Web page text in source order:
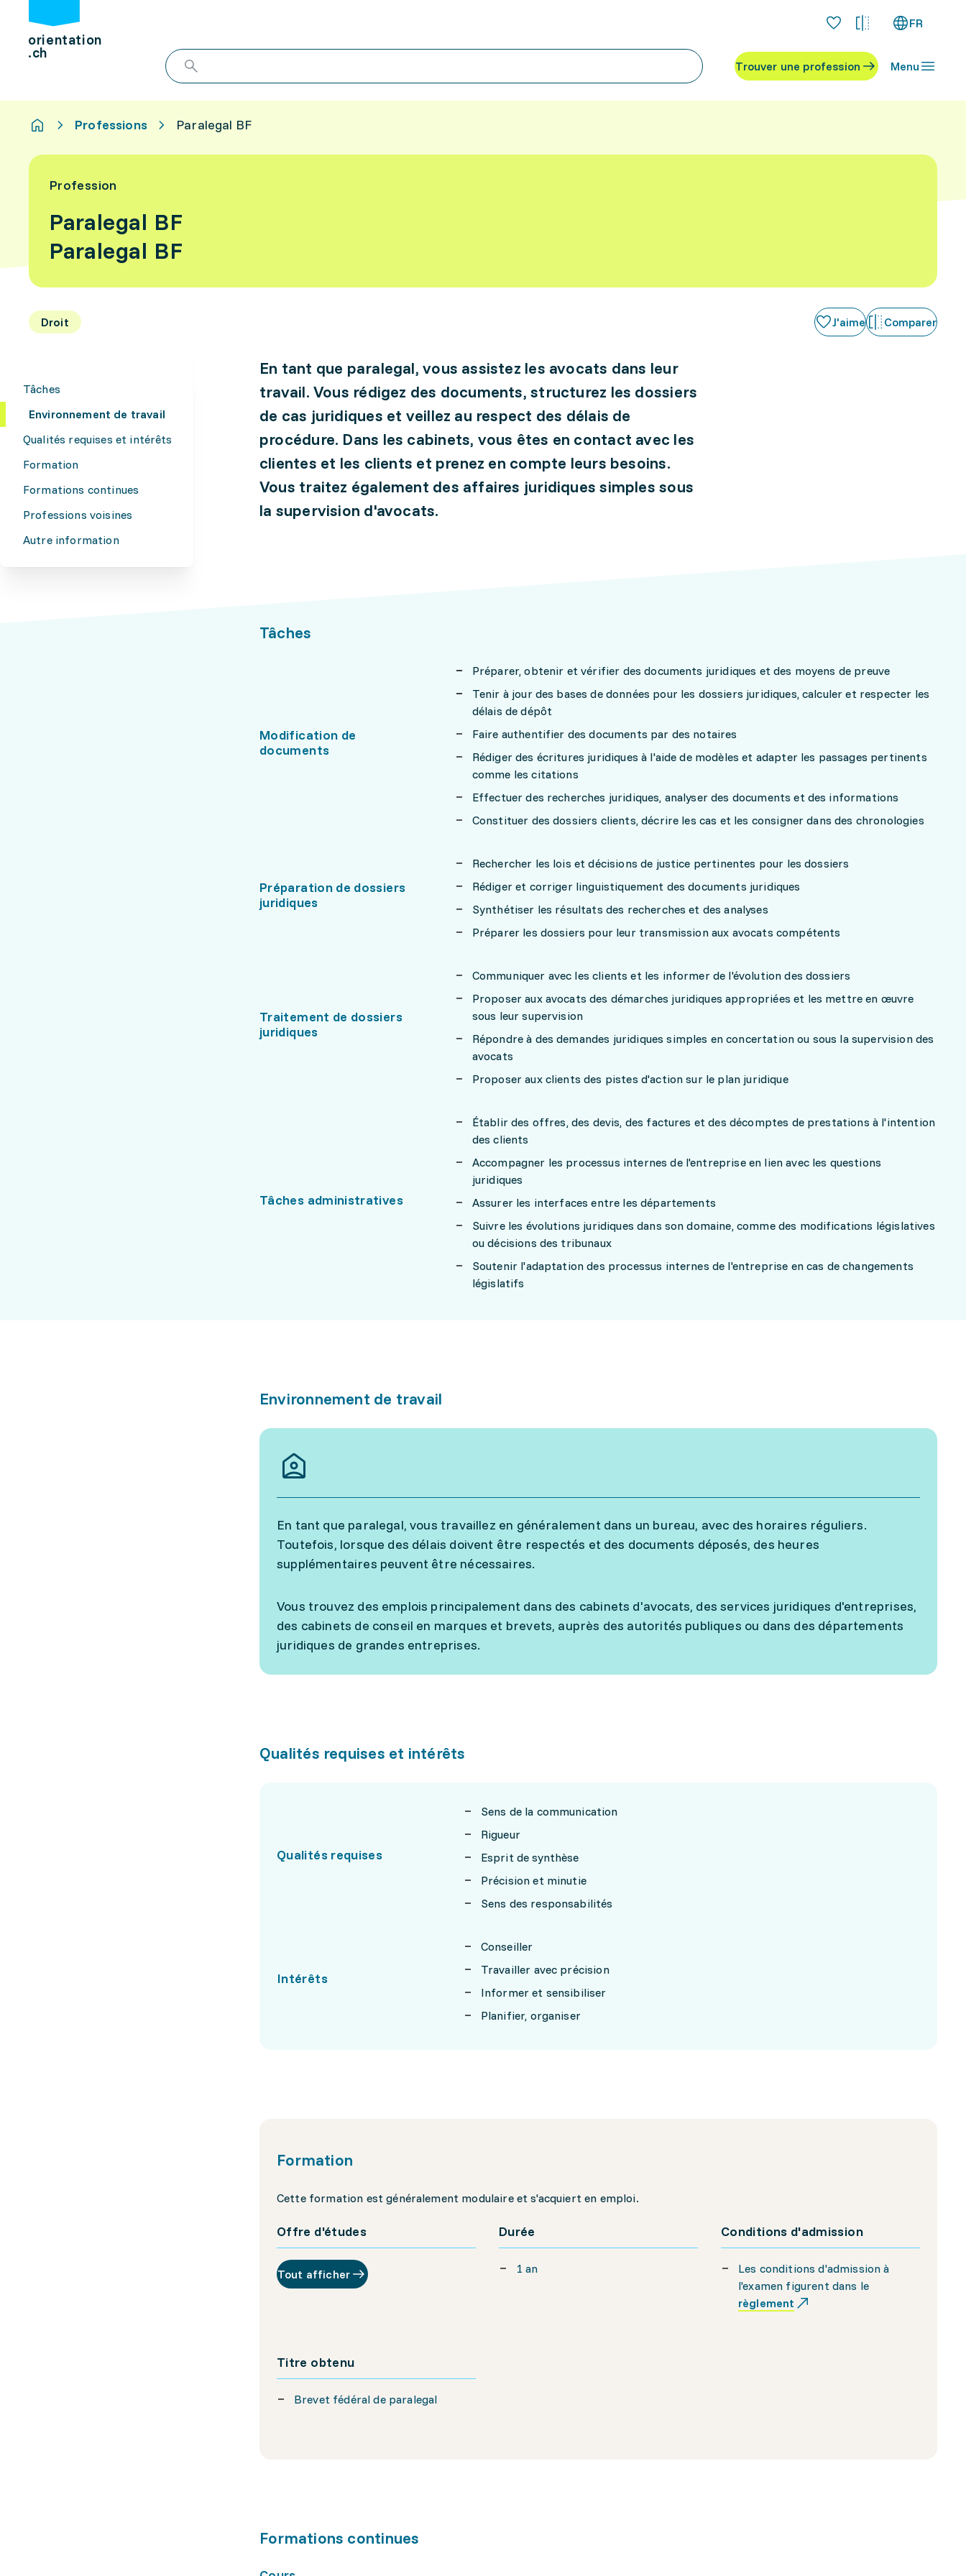
orientation
.ch
FR
Trouver une profession Menu
Professions Paralegal BF
Profession
Paralegal BF
Paralegal BF
Droit J'aime Comparer
Tâches
Environnement de travail
Qualités requises et intérêts
Formation
Formations continues
Professions voisines
Autre information
En tant que paralegal, vous assistez les avocats dans leur
travail. Vous rédigez des documents, structurez les dossiers
de cas juridiques et veillez au respect des délais de
procédure. Dans les cabinets, vous êtes en contact avec les
clientes et les clients et prenez en compte leurs besoins.
Vous traitez également des affaires juridiques simples sous
la supervision d'avocats.
Tâches
Modification de
documents
Préparer, obtenir et vérifier des documents juridiques et des moyens de preuve
Tenir à jour des bases de données pour les dossiers juridiques, calculer et respecter les
délais de dépôt
Faire authentifier des documents par des notaires
Rédiger des écritures juridiques à l'aide de modèles et adapter les passages pertinents
comme les citations
Effectuer des recherches juridiques, analyser des documents et des informations
Constituer des dossiers clients, décrire les cas et les consigner dans des chronologies
Préparation de dossiers
juridiques
Rechercher les lois et décisions de justice pertinentes pour les dossiers
Rédiger et corriger linguistiquement des documents juridiques
Synthétiser les résultats des recherches et des analyses
Préparer les dossiers pour leur transmission aux avocats compétents
Traitement de dossiers
juridiques
Communiquer avec les clients et les informer de l'évolution des dossiers
Proposer aux avocats des démarches juridiques appropriées et les mettre en œuvre
sous leur supervision
Répondre à des demandes juridiques simples en concertation ou sous la supervision des
avocats
Proposer aux clients des pistes d'action sur le plan juridique
Tâches administratives
Établir des offres, des devis, des factures et des décomptes de prestations à l'intention
des clients
Accompagner les processus internes de l'entreprise en lien avec les questions
juridiques
Assurer les interfaces entre les départements
Suivre les évolutions juridiques dans son domaine, comme des modifications législatives
ou décisions des tribunaux
Soutenir l'adaptation des processus internes de l'entreprise en cas de changements
législatifs
Environnement de travail
En tant que paralegal, vous travaillez en généralement dans un bureau, avec des horaires réguliers.
Toutefois, lorsque des délais doivent être respectés et des documents déposés, des heures
supplémentaires peuvent être nécessaires.
Vous trouvez des emplois principalement dans des cabinets d'avocats, des services juridiques d'entreprises,
des cabinets de conseil en marques et brevets, auprès des autorités publiques ou dans des départements
juridiques de grandes entreprises.
Qualités requises et intérêts
Qualités requises
Sens de la communication
Rigueur
Esprit de synthèse
Précision et minutie
Sens des responsabilités
Intérêts
Conseiller
Travailler avec précision
Informer et sensibiliser
Planifier, organiser
Formation
Cette formation est généralement modulaire et s'acquiert en emploi.
Offre d'études
Tout afficher
Durée
1 an
Conditions d'admission
Les conditions d'admission à
l'examen figurent dans le
règlement
Titre obtenu
Brevet fédéral de paralegal
Formations continues